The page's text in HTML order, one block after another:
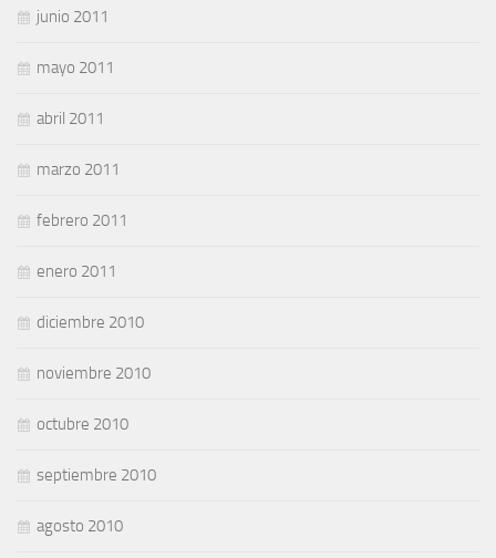
junio 2011
mayo 2011
abril 2011
marzo 2011
febrero 2011
enero 2011
diciembre 2010
noviembre 2010
octubre 2010
septiembre 2010
agosto 2010